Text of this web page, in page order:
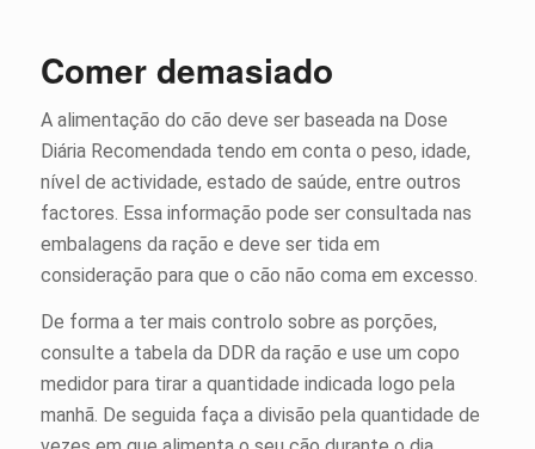
Comer demasiado
A alimentação do cão deve ser baseada na Dose
Diária Recomendada tendo em conta o peso, idade,
nível de actividade, estado de saúde, entre outros
factores. Essa informação pode ser consultada nas
embalagens da ração e deve ser tida em
consideração para que o cão não coma em excesso.
De forma a ter mais controlo sobre as porções,
consulte a tabela da DDR da ração e use um copo
medidor para tirar a quantidade indicada logo pela
manhã. De seguida faça a divisão pela quantidade de